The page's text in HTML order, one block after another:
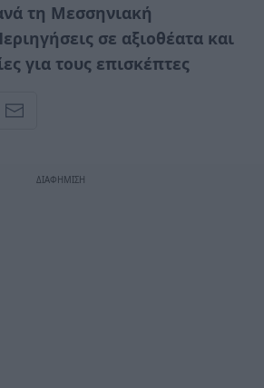
τη Μεσσηνιακή
σε αξιοθέατα και
για τους επισκέπτες